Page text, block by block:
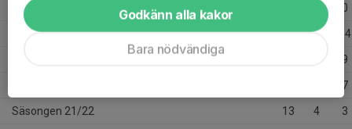
Säsongen 25/26 0
Säsongen 24/25 29 8 14
9
7
Säsongen 21/22 13 4 3
Godkänn alla kakor
Bara nödvändiga